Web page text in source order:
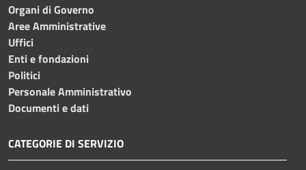
Organi di Governo
Aree Amministrative
Uffici
Enti e fondazioni
Politici
Personale Amministrativo
Documenti e dati
CATEGORIE DI SERVIZIO